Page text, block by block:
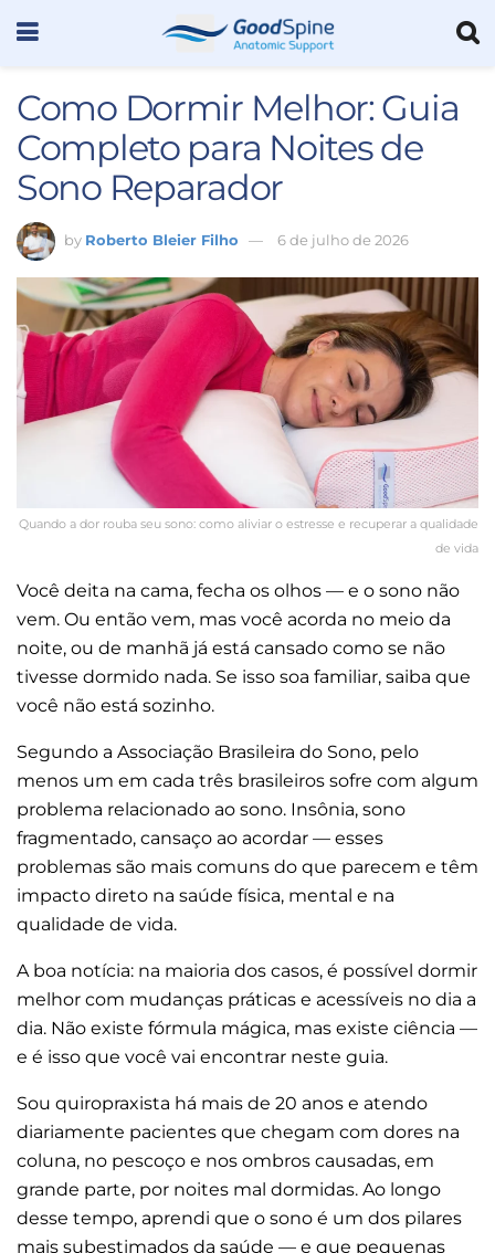
Como Dormir Melhor: Guia
Completo para Noites de
Sono Reparador
by Roberto Bleier Filho 6 de julho de 2026
Quando a dor rouba seu sono: como aliviar o estresse e recuperar a qualidade
de vida
Você deita na cama, fecha os olhos — e o sono não
vem. Ou então vem, mas você acorda no meio da
noite, ou de manhã já está cansado como se não
tivesse dormido nada. Se isso soa familiar, saiba que
você não está sozinho.
Segundo a Associação Brasileira do Sono, pelo
menos um em cada três brasileiros sofre com algum
problema relacionado ao sono. Insônia, sono
fragmentado, cansaço ao acordar — esses
problemas são mais comuns do que parecem e têm
impacto direto na saúde física, mental e na
qualidade de vida.
A boa notícia: na maioria dos casos, é possível dormir
melhor com mudanças práticas e acessíveis no dia a
dia. Não existe fórmula mágica, mas existe ciência —
e é isso que você vai encontrar neste guia.
Sou quiropraxista há mais de 20 anos e atendo
diariamente pacientes que chegam com dores na
coluna, no pescoço e nos ombros causadas, em
grande parte, por noites mal dormidas. Ao longo
desse tempo, aprendi que o sono é um dos pilares
mais subestimados da saúde — e que pequenas